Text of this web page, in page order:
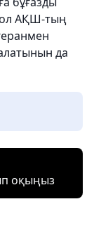
ол АҚШ-тың
да
оқыңыз